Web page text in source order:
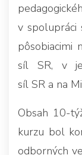
v spolupráci
pôsobiacimi
síl SR, v
síl SR a na
Obsah 10-
kurzu bol
odborných